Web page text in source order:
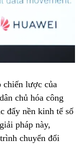
chiến lược của
chủ hóa công
đẩy nền kinh tế số
pháp này,
chuyển đổi